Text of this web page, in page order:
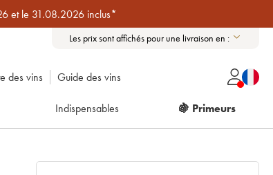
et le 31.08.2026 inclus*
Les prix sont affichés pour une livraison en :
des vins Guide des vins
Indispensables 🍇 Primeurs